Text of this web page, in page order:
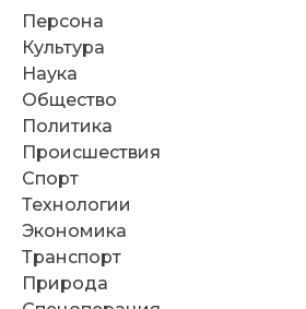
Персона
Культура
Наука
Общество
Политика
Происшествия
Спорт
Технологии
Экономика
Транспорт
Природа